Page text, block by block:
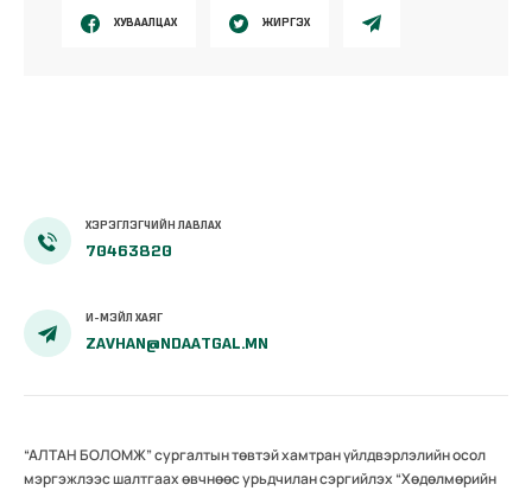
ХУВААЛЦАХ ЖИРГЭХ
ХЭРЭГЛЭГЧИЙН ЛАВЛАХ
70463820
И-МЭЙЛ ХАЯГ
ZAVHAN@NDAATGAL.MN
“АЛТАН БОЛОМЖ” сургалтын төвтэй хамтран үйлдвэрлэлийн осол
мэргэжлээс шалтгаах өвчнөөс урьдчилан сэргийлэх “Хөдөлмөрийн